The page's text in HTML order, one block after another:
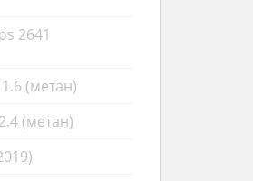
2641
(метан)
(метан)